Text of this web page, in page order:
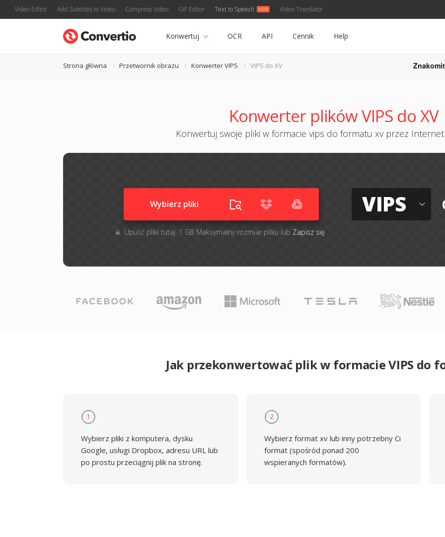
Video Editor Add Subtitles to Video Compress Video GIF Editor Text to Speech Video Translator
Konwertuj OCR API Cennik Help
Strona główna Przetwornik obrazu Konwerter VIPS VIPS do XV
Konwerter plików VIPS do XV
Konwertuj swoje pliki w formacie vips do formatu xv przez Internet
Wybierz pliki
Upuść pliki tutaj. 1 GB Maksymalny rozmiar pliku lub Zapisz się
VIPS
Jak przekonwertować plik w formacie VIPS do
1
Wybierz pliki z komputera, dysku
Google, usługi Dropbox, adresu URL lub
po prostu przeciągnij plik na stronę.
2
Wybierz format xv lub inny potrzebny Ci
format (spośród ponad 200
wspieranych formatów).